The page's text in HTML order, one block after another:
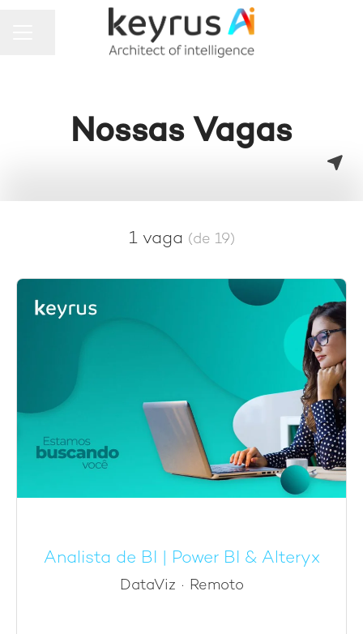
MENU DE CARREIRAS
Compartilhar a página
Nossas Vagas
1 vaga (de 19)
Analista de BI | Power BI & Alteryx
DataViz · Remoto